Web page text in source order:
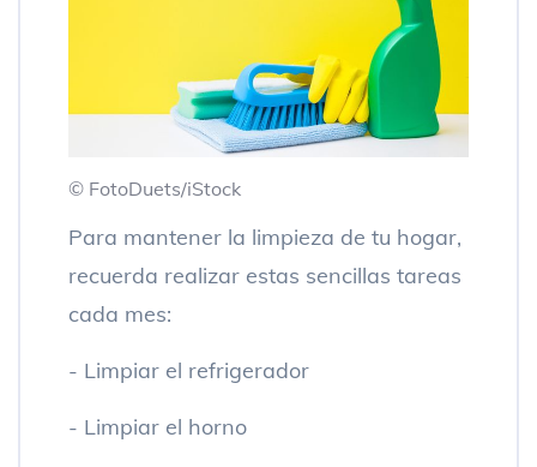
© FotoDuets/iStock
Para mantener la limpieza de tu hogar,
recuerda realizar estas sencillas tareas
cada mes:
- Limpiar el refrigerador
- Limpiar el horno